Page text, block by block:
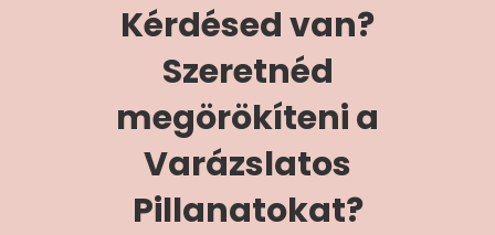
Kérdésed van?
Szeretnéd
megörökíteni a
Varázslatos
Pillanatokat?